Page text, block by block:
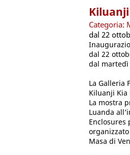
Categoria:
dal 22
dal 22
dal martedì
La Galleria
Kiluanji Kia
La mostra
Luanda
Enclosures
Masa di